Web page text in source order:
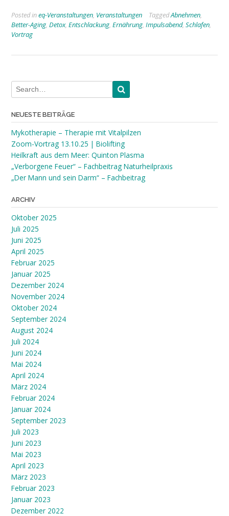
Posted ineq-Veranstaltungen, Veranstaltungen TaggedAbnehmen,
Better-Aging, Detox, Entschlackung, Ernährung, Impulsabend, Schlafen,
Vortrag
NEUESTE BEITRÄGE
Mykotherapie – Therapie mit Vitalpilzen
Zoom-Vortrag 13.10.25 | Biolifting
Heilkraft aus dem Meer: Quinton Plasma
„Verborgene Feuer“ – Fachbeitrag Naturheilpraxis
„Der Mann und sein Darm“ – Fachbeitrag
ARCHIV
Oktober 2025
Juli 2025
Juni 2025
April 2025
Februar 2025
Januar 2025
Dezember 2024
November 2024
Oktober 2024
September 2024
August 2024
Juli 2024
Juni 2024
Mai 2024
April 2024
März 2024
Februar 2024
Januar 2024
September 2023
Juli 2023
Juni 2023
Mai 2023
April 2023
März 2023
Februar 2023
Januar 2023
Dezember 2022